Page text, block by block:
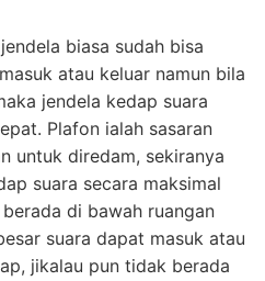
biasa sudah bisa
atau keluar namun bila
jendela kedap suara
Plafon ialah sasaran
untuk diredam, sekiranya
suara secara maksimal
di bawah ruangan
suara dapat masuk atau
jikalau pun tidak berada